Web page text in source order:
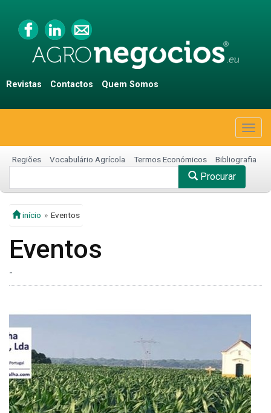
Revistas Contactos Quem Somos
Regiões Vocabulário Agrícola Termos Económicos Bibliografia
Procurar
início Eventos
Eventos
-